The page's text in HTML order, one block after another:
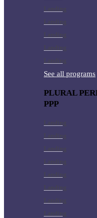
Landing
Landing
Landing
Landing
Landing
See all programs
PLURAL
PPP
Landing
Landing
Landing
Landing
Landing
Landing
Landing
Landing